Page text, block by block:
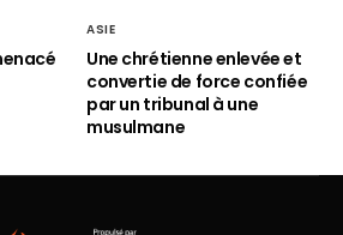
ASIE
Une chrétienne enlevée et
convertie de force confiée
par un tribunal à une
musulmane